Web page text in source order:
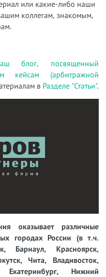
или какие-либо наши
коллегам, знакомым,
блог, посвященный
кейсам (арбитражной
в Разделе "Статьи".
оказывает различные
городах России (в т.ч.
Барнаул, Красноярск,
Чита, Владивосток,
Екатеринбург, Нижний